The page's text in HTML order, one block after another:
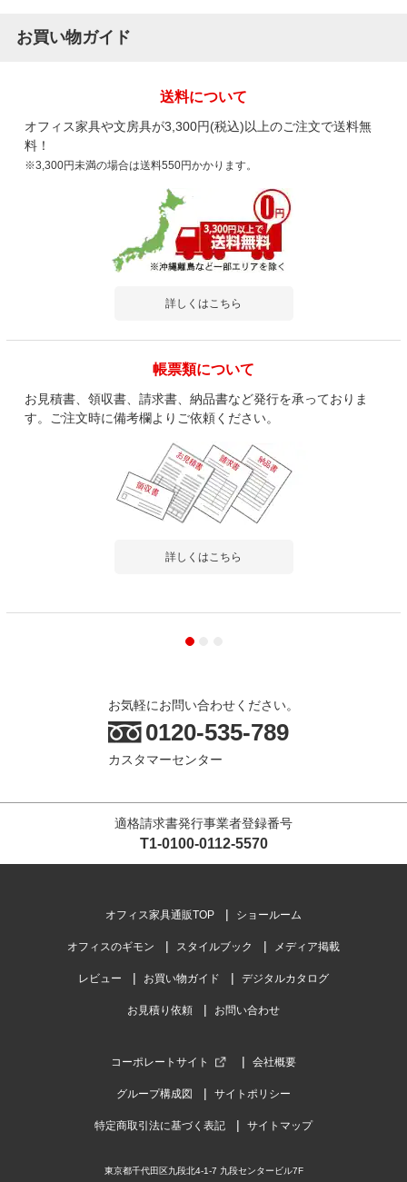
お買い物ガイド
送料について
オフィス家具や文房具が3,300円(税込)以上のご注文で送料無
料！
※3,300円未満の場合は送料550円かかります。
詳しくはこちら
帳票類について
お見積書、領収書、請求書、納品書など発行を承っておりま
す。ご注文時に備考欄よりご依頼ください。
詳しくはこちら
お気軽にお問い合わせください。
0120-535-789
カスタマーセンター
適格請求書発行事業者登録番号
T1-0100-0112-5570
オフィス家具通販TOP ショールーム
オフィスのギモン スタイルブック メディア掲載
レビュー お買い物ガイド デジタルカタログ
お見積り依頼 お問い合わせ
コーポレートサイト 会社概要
グループ構成図 サイトポリシー
特定商取引法に基づく表記 サイトマップ
東京都千代田区九段北4-1-7 九段センタービル7F